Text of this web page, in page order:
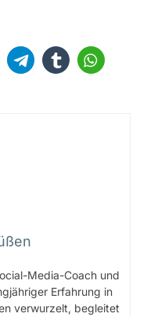
Media-Coach und
Erfahrung in
verwurzelt, begleitet